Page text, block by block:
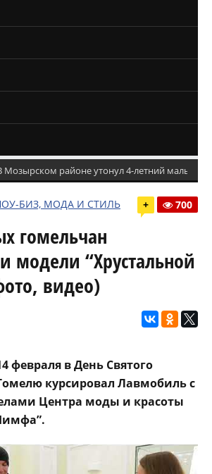
Мозырском районе утонул 4-летний мальчик
БИЗ, МОДА И СТИЛЬ + 700
гомельчан
модели “Хрустальной
видео)
февраля в День Святого
курсировал Лавмобиль с
Центра моды и красоты